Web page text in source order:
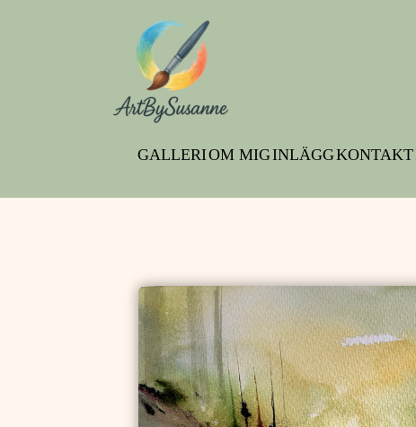
GALLERIOM MIGINLÄGGKONTAKT